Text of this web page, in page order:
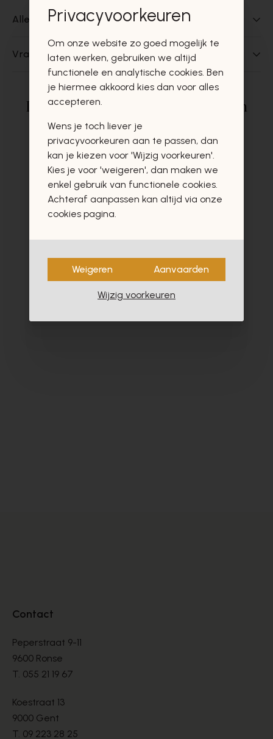
Alles over dit product
Vragen over dit product?
Deze producten zullen u zeker en
vast ook interesseren
- 40%
Contact
Peperstraat 9-11
9600 Ronse
T. 055 21 19 67
Koestraat 13
9000 Gent
T. 09 223 28 25
Privacyvoorkeuren
Om onze website zo goed mogelijk te
laten werken, gebruiken we altijd
functionele en analytische cookies. Ben
je hiermee akkoord kies dan voor alles
accepteren.
Wens je toch liever je
privacyvoorkeuren aan te passen, dan
kan je kiezen voor 'Wijzig voorkeuren'.
Kies je voor 'weigeren', dan maken we
enkel gebruik van functionele cookies.
Achteraf aanpassen kan altijd via onze
cookies pagina.
Weigeren Aanvaarden
Wijzig voorkeuren